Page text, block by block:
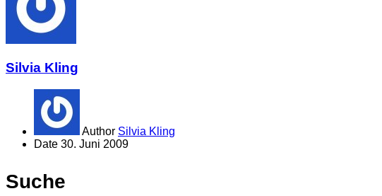
Silvia Kling
Author Silvia Kling
Date 30. Juni 2009
Suche